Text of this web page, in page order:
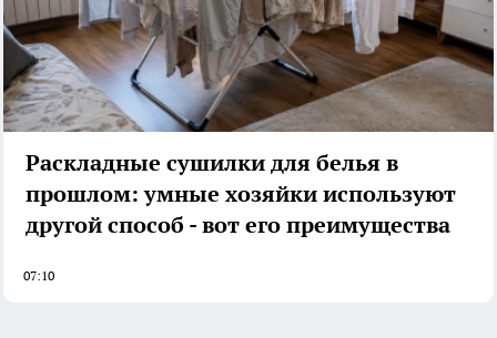
Раскладные сушилки для белья в
прошлом: умные хозяйки используют
другой способ - вот его преимущества
07:10